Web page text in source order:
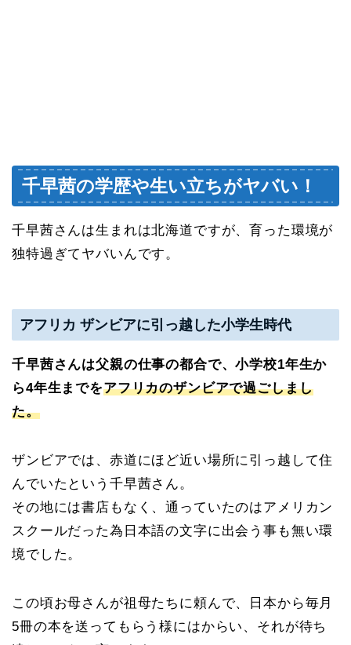
千早茜の学歴や生い立ちがヤバい！
千早茜さんは生まれは北海道ですが、育った環境が
独特過ぎてヤバいんです。
アフリカ ザンビアに引っ越した小学生時代
千早茜さんは父親の仕事の都合で、小学校1年生か
ら4年生までをアフリカのザンビアで過ごしまし
た。
ザンビアでは、赤道にほど近い場所に引っ越して住
んでいたという千早茜さん。
その地には書店もなく、通っていたのはアメリカン
スクールだった為日本語の文字に出会う事も無い環
境でした。
この頃お母さんが祖母たちに頼んで、日本から毎月
5冊の本を送ってもらう様にはからい、それが待ち